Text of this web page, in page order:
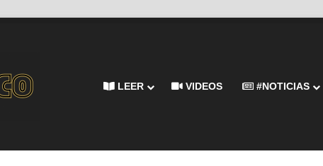
LEER VIDEOS #NOTICIAS